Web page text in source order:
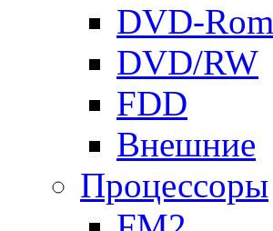
DVD-Rom
DVD/RW
FDD
Внешние
Процессоры